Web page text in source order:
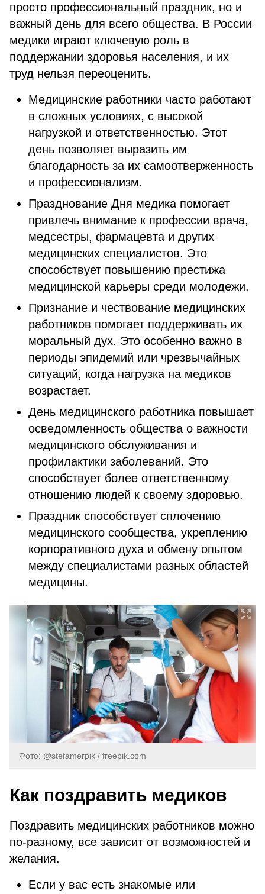
просто профессиональный праздник, но и
важный день для всего общества. В России
медики играют ключевую роль в
поддержании здоровья населения, и их
труд нельзя переоценить.
Медицинские работники часто работают
в сложных условиях, с высокой
нагрузкой и ответственностью. Этот
день позволяет выразить им
благодарность за их самоотверженность
и профессионализм.
Празднование Дня медика помогает
привлечь внимание к профессии врача,
медсестры, фармацевта и других
медицинских специалистов. Это
способствует повышению престижа
медицинской карьеры среди молодежи.
Признание и чествование медицинских
работников помогает поддерживать их
моральный дух. Это особенно важно в
периоды эпидемий или чрезвычайных
ситуаций, когда нагрузка на медиков
возрастает.
День медицинского работника повышает
осведомленность общества о важности
медицинского обслуживания и
профилактики заболеваний. Это
способствует более ответственному
отношению людей к своему здоровью.
Праздник способствует сплочению
медицинского сообщества, укреплению
корпоративного духа и обмену опытом
между специалистами разных областей
медицины.
Фото: @stefamerpik / freepik.com
Как поздравить медиков
Поздравить медицинских работников можно
по-разному, все зависит от возможностей и
желания.
Если у вас есть знакомые или